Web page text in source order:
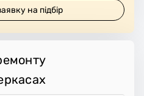
на підбір